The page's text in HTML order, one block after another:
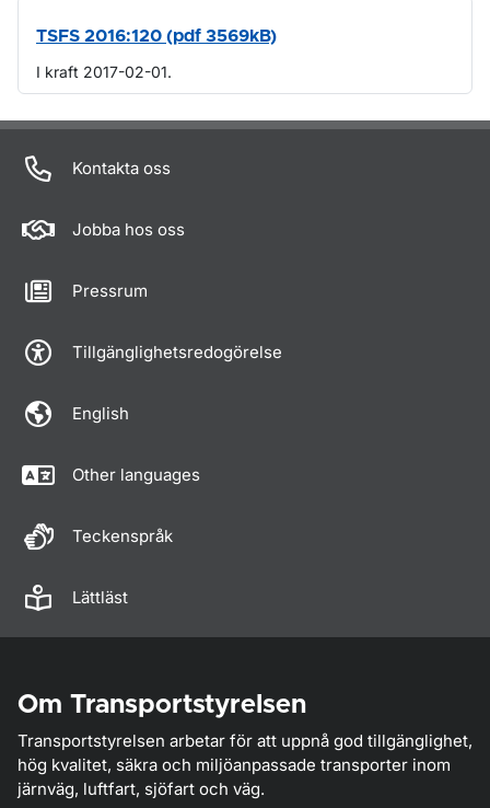
TSFS 2016:120 (pdf 3569kB)
I kraft 2017-02-01.
Om sidan
Kontakta oss
Jobba hos oss
Pressrum
Tillgänglighetsredogörelse
English
Other languages
Teckenspråk
Lättläst
Om Transportstyrelsen
Transportstyrelsen arbetar för att uppnå god tillgänglighet,
hög kvalitet, säkra och miljöanpassade transporter inom
järnväg, luftfart, sjöfart och väg.